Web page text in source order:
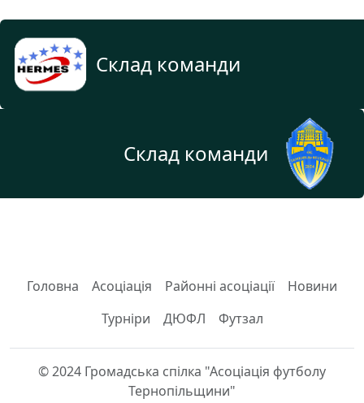
Склад команди
Склад команди
Головна Асоціація Районні асоціації
Новини
Турніри
ДЮФЛ Футзал
© 2024 Громадська спілка "Асоціація футболу
Тернопільщини"